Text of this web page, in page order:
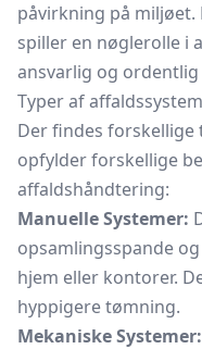
påvirkning på
spiller en nøglerolle i
ansvarlig og ordentlig
Typer af
Der findes forskellige
opfylder forskellige
affaldshåndtering:
Manuelle Systemer:
opsamlingsspande
hjem eller kontorer.
hyppigere tømning.
Mekaniske Systemer: